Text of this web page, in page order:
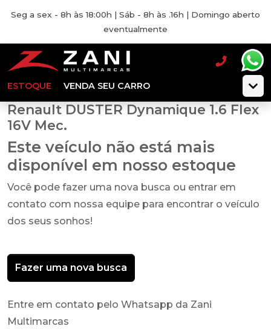
Seg a sex - 8h às 18:00h | Sáb - 8h às .16h | Domingo aberto
eventualmente
ESTOQUE VENDA SEU CARRO
Renault DUSTER Dynamique 1.6 Flex
16V Mec.
Este veículo não está mais
disponível em nosso estoque
Você pode fazer uma nova busca ou entrar em
contato com nossa equipe para encontrar o veículo
dos seus sonhos!
Fazer uma nova busca
Entre em contato pelo Whatsapp da Zani
Multimarcas